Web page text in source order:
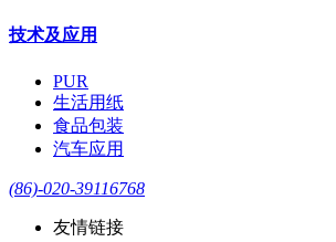
技术及应用
PUR
生活用纸
食品包装
汽车应用
(86)-020-39116768
友情链接